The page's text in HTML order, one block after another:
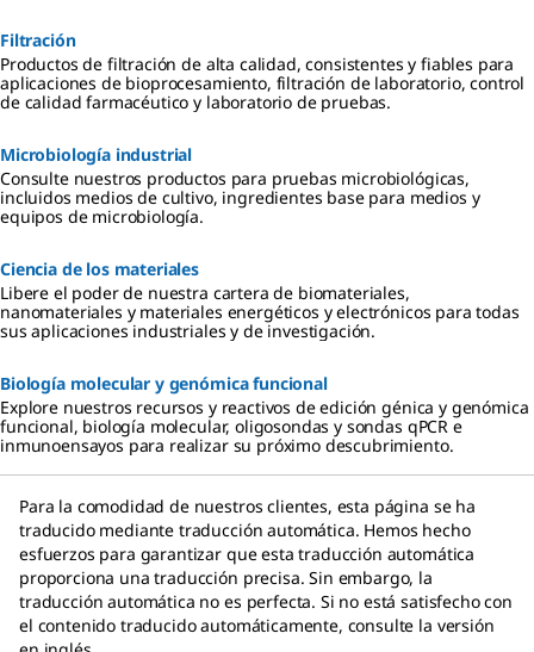
Filtración
Productos de filtración de alta calidad, consistentes y fiables para
aplicaciones de bioprocesamiento, filtración de laboratorio, control
de calidad farmacéutico y laboratorio de pruebas.
Microbiología industrial
Consulte nuestros productos para pruebas microbiológicas,
incluidos medios de cultivo, ingredientes base para medios y
equipos de microbiología.
Ciencia de los materiales
Libere el poder de nuestra cartera de biomateriales,
nanomateriales y materiales energéticos y electrónicos para todas
sus aplicaciones industriales y de investigación.
Biología molecular y genómica funcional
Explore nuestros recursos y reactivos de edición génica y genómica
funcional, biología molecular, oligosondas y sondas qPCR e
inmunoensayos para realizar su próximo descubrimiento.
Para la comodidad de nuestros clientes, esta página se ha
traducido mediante traducción automática. Hemos hecho
esfuerzos para garantizar que esta traducción automática
proporciona una traducción precisa. Sin embargo, la
traducción automática no es perfecta. Si no está satisfecho con
el contenido traducido automáticamente, consulte la versión